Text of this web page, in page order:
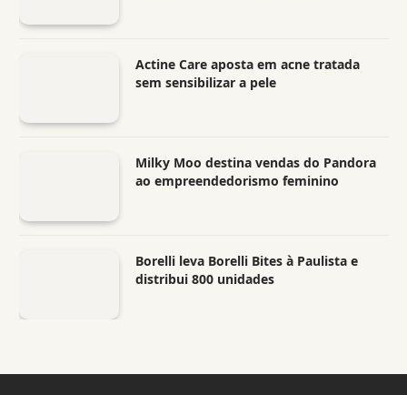
Actine Care aposta em acne tratada
sem sensibilizar a pele
Milky Moo destina vendas do Pandora
ao empreendedorismo feminino
Borelli leva Borelli Bites à Paulista e
distribui 800 unidades